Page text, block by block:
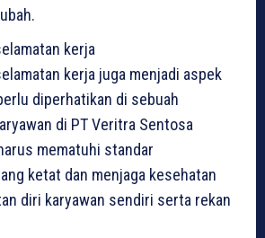
kerja
kerja juga menjadi aspek
diperhatikan di sebuah
di PT Veritra Sentosa
mematuhi standar
ketat dan menjaga kesehatan
diri karyawan sendiri serta rekan